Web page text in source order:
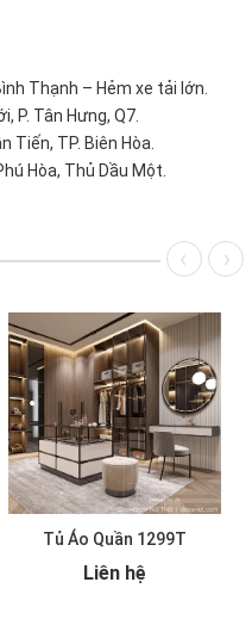
Thạnh – Hẻm xe tải lớn.
P. Tân Hưng, Q7.
Tiến, TP. Biên Hòa.
Hòa, Thủ Dầu Một.
Tủ Áo Quần 1299T
Liên hệ